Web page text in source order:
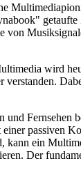
von
wird
Fernsehen
passiven
kann ein
Der